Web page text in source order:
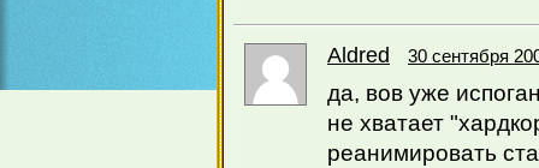
Aldred 30 сентября
да, вов уже
не хватает
реанимировать